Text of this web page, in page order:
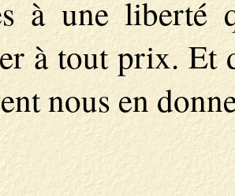
à une liberté
à tout prix. Et
nous en